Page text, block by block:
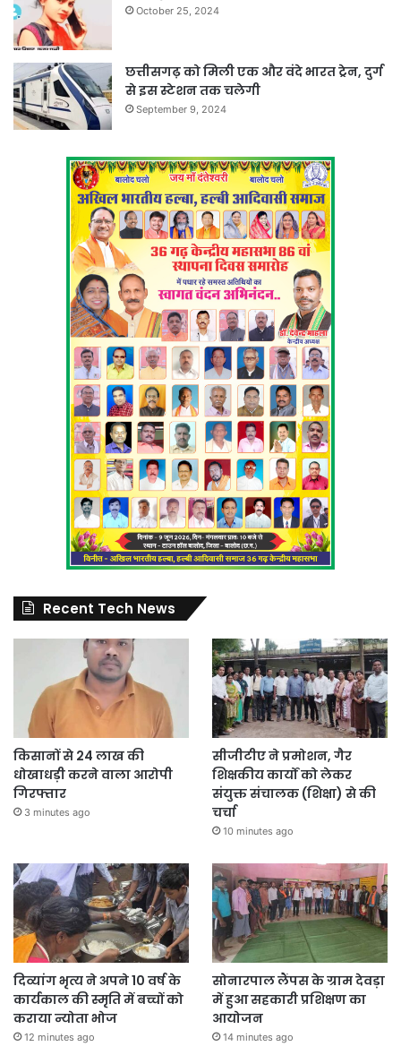
October 25, 2024
छत्तीसगढ़ को मिली एक और वंदे भारत ट्रेन, दुर्ग
से इस स्टेशन तक चलेगी
September 9, 2024
Recent Tech News
किसानों से 24 लाख की
धोखाधड़ी करने वाला आरोपी
गिरफ्तार
3 minutes ago
सीजीटीए ने प्रमोशन, गैर
शिक्षकीय कार्यों को लेकर
संयुक्त संचालक (शिक्षा) से की
चर्चा
10 minutes ago
दिव्यांग भृत्य ने अपने 10 वर्ष के
कार्यकाल की स्मृति में बच्चों को
कराया न्योता भोज
12 minutes ago
सोनारपाल लैंपस के ग्राम देवड़ा
में हुआ सहकारी प्रशिक्षण का
आयोजन
14 minutes ago